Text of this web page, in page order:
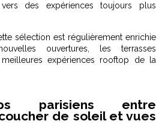
des expériences toujours plus
sélection est régulièrement enrichie
ouvertures, les terrasses
expériences rooftop de la
parisiens entre
de soleil et vues